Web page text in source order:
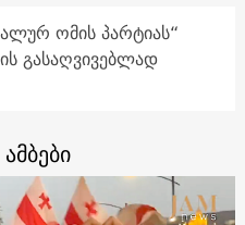
ომის პარტიას“
გასაღვივებლად